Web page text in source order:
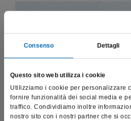
Consenso Dettagli
Questo sito web utilizza i cookie
Utilizziamo i cookie per personalizzare
fornire funzionalità dei social media e
traffico. Condividiamo inoltre
nostro sito con i nostri partner che si